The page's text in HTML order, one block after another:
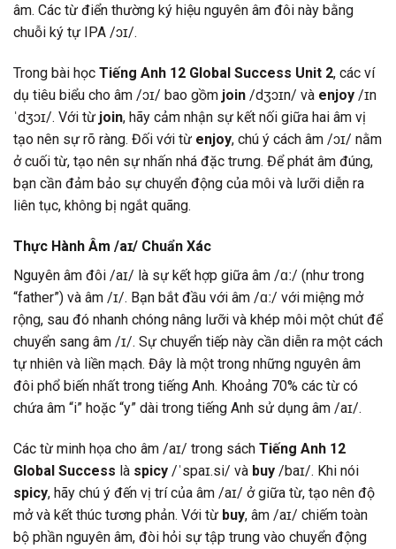
âm. Các từ điển thường ký hiệu nguyên âm đôi này bằng
chuỗi ký tự IPA /ɔɪ/.
Trong bài học Tiếng Anh 12 Global Success Unit 2, các ví
dụ tiêu biểu cho âm /ɔɪ/ bao gồm join /dʒɔɪn/ và enjoy /ɪn
ˈdʒɔɪ/. Với từ join, hãy cảm nhận sự kết nối giữa hai âm vị
tạo nên sự rõ ràng. Đối với từ enjoy, chú ý cách âm /ɔɪ/ nằm
ở cuối từ, tạo nên sự nhấn nhá đặc trưng. Để phát âm đúng,
bạn cần đảm bảo sự chuyển động của môi và lưỡi diễn ra
liên tục, không bị ngắt quãng.
Thực Hành Âm /aɪ/ Chuẩn Xác
Nguyên âm đôi /aɪ/ là sự kết hợp giữa âm /ɑː/ (như trong
“father”) và âm /ɪ/. Bạn bắt đầu với âm /ɑː/ với miệng mở
rộng, sau đó nhanh chóng nâng lưỡi và khép môi một chút để
chuyển sang âm /ɪ/. Sự chuyển tiếp này cần diễn ra một cách
tự nhiên và liền mạch. Đây là một trong những nguyên âm
đôi phổ biến nhất trong tiếng Anh. Khoảng 70% các từ có
chứa âm “i” hoặc “y” dài trong tiếng Anh sử dụng âm /aɪ/.
Các từ minh họa cho âm /aɪ/ trong sách Tiếng Anh 12
Global Success là spicy /ˈspaɪ.si/ và buy /baɪ/. Khi nói
spicy, hãy chú ý đến vị trí của âm /aɪ/ ở giữa từ, tạo nên độ
mở và kết thúc tương phản. Với từ buy, âm /aɪ/ chiếm toàn
bộ phần nguyên âm, đòi hỏi sự tập trung vào chuyển động